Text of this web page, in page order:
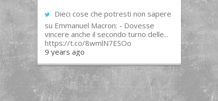
Dieci cose che potresti non sapere
su Emmanuel Macron: - Dovesse
vincere anche il secondo turno delle...
https://t.co/8wmlN7ESOo
9 years ago